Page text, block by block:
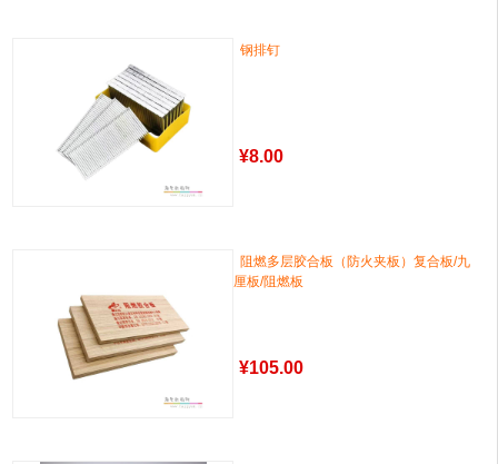
钢排钉
¥8.00
阻燃多层胶合板（防火夹板）复合板/九
厘板/阻燃板
¥105.00